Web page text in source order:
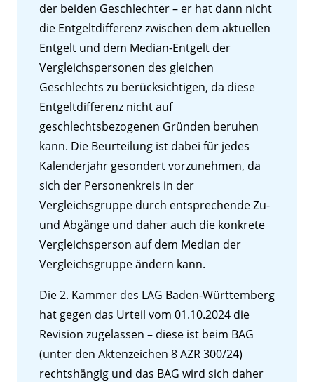
der beiden Geschlechter – er hat dann nicht
die Entgeltdifferenz zwischen dem aktuellen
Entgelt und dem Median-Entgelt der
Vergleichspersonen des gleichen
Geschlechts zu berücksichtigen, da diese
Entgeltdifferenz nicht auf
geschlechtsbezogenen Gründen beruhen
kann. Die Beurteilung ist dabei für jedes
Kalenderjahr gesondert vorzunehmen, da
sich der Personenkreis in der
Vergleichsgruppe durch entsprechende Zu-
und Abgänge und daher auch die konkrete
Vergleichsperson auf dem Median der
Vergleichsgruppe ändern kann.
Die 2. Kammer des LAG Baden-Württemberg
hat gegen das Urteil vom 01.10.2024 die
Revision zugelassen – diese ist beim BAG
(unter den Aktenzeichen 8 AZR 300/24)
rechtshängig und das BAG wird sich daher